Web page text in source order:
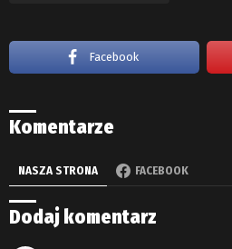
Facebook
Komentarze
NASZA STRONA FACEBOOK
Dodaj komentarz